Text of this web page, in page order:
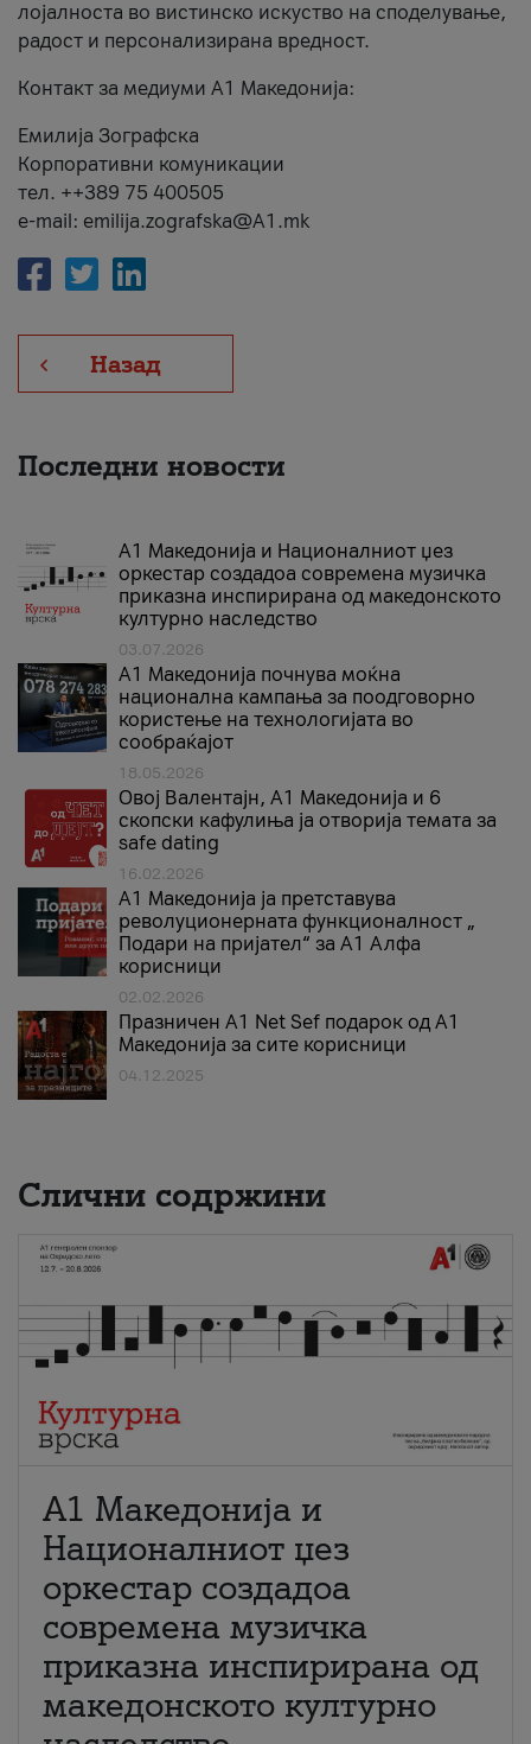
лојалноста во вистинско искуство на споделување,
радост и персонализирана вредност.
Контакт за медиуми А1 Македонија:
Емилија Зографска
Корпоративни комуникации
тел. ++389 75 400505
e-mail: emilija.zografska@A1.mk
Назад
Последни новости
А1 Македонија и Националниот џез
оркестар создадоа современа музичка
приказна инспирирана од македонското
културно наследство
03.07.2026
A1 Македонија почнува моќна
национална кампања за поодговорно
користење на технологијата во
сообраќајот
18.05.2026
Овој Валентајн, A1 Македонија и 6
скопски кафулиња ја отворија темата за
safe dating
16.02.2026
А1 Македонија ја претставува
револуционерната функционалност „
Подари на пријател“ за А1 Алфа
корисници
02.02.2026
Празничен A1 Net Sеf подарок од А1
Македонија за сите корисници
04.12.2025
Слични содржини
А1 Македонија и
Националниот џез
оркестар создадоа
современа музичка
приказна инспирирана од
македонското културно